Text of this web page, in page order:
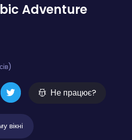
Adventure
Не працює?
вікні